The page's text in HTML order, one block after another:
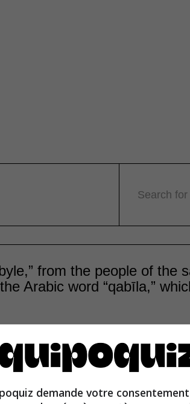
Search
from the people of the
Arabic word “qabīla,”
(Qabail) was used by the Muslim
to the inhabitants of the
tribes. Over time, the use of this
demande votre